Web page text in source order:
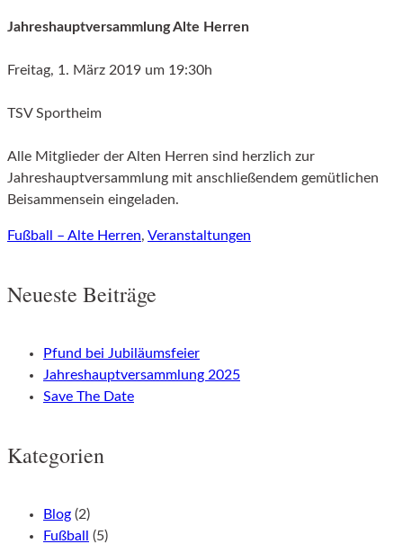
Jahreshauptversammlung Alte Herren
Freitag, 1. März 2019 um 19:30h
TSV Sportheim
Alle Mitglieder der Alten Herren sind herzlich zur
Jahreshauptversammlung mit anschließendem gemütlichen
Beisammensein eingeladen.
Fußball – Alte Herren, Veranstaltungen
Neueste Beiträge
Pfund bei Jubiläumsfeier
Jahreshauptversammlung 2025
Save The Date
Kategorien
Blog (2)
Fußball
(5)